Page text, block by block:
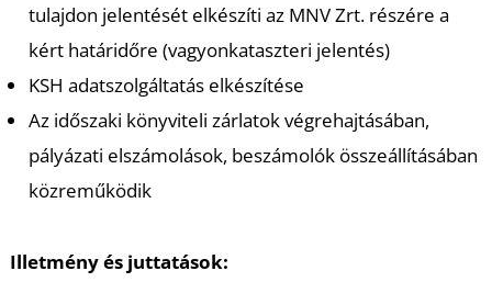
tulajdon jelentését elkészíti az MNV Zrt. részére a
kért határidőre (vagyonkataszteri jelentés)
KSH adatszolgáltatás elkészítése
Az időszaki könyviteli zárlatok végrehajtásában,
pályázati elszámolások, beszámolók összeállításában
közreműködik
Illetmény és juttatások: